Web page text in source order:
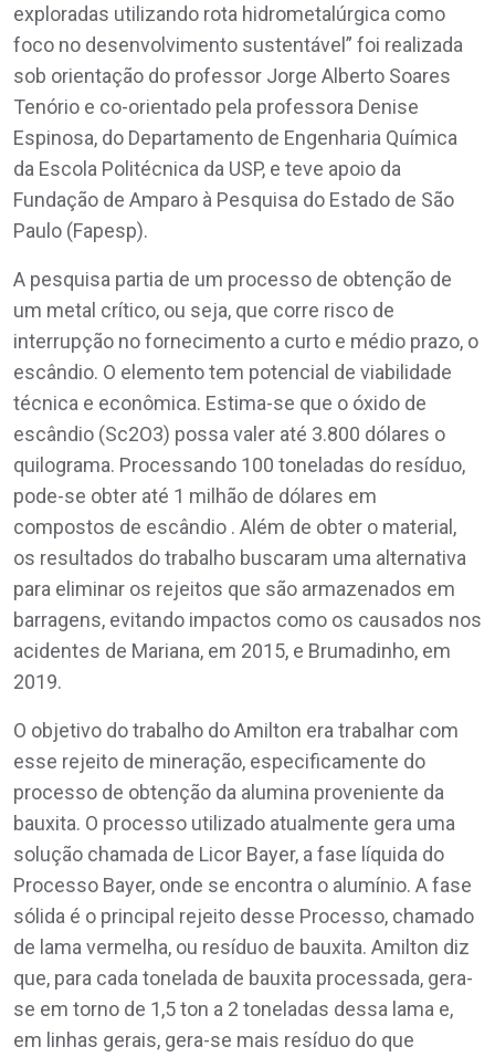
exploradas utilizando rota hidrometalúrgica como
foco no desenvolvimento sustentável” foi realizada
sob orientação do professor Jorge Alberto Soares
Tenório e co-orientado pela professora Denise
Espinosa, do Departamento de Engenharia Química
da Escola Politécnica da USP, e teve apoio da
Fundação de Amparo à Pesquisa do Estado de São
Paulo (Fapesp).
A pesquisa partia de um processo de obtenção de
um metal crítico, ou seja, que corre risco de
interrupção no fornecimento a curto e médio prazo, o
escândio. O elemento tem potencial de viabilidade
técnica e econômica. Estima-se que o óxido de
escândio (Sc2O3) possa valer até 3.800 dólares o
quilograma. Processando 100 toneladas do resíduo,
pode-se obter até 1 milhão de dólares em
compostos de escândio . Além de obter o material,
os resultados do trabalho buscaram uma alternativa
para eliminar os rejeitos que são armazenados em
barragens, evitando impactos como os causados nos
acidentes de Mariana, em 2015, e Brumadinho, em
2019.
O objetivo do trabalho do Amilton era trabalhar com
esse rejeito de mineração, especificamente do
processo de obtenção da alumina proveniente da
bauxita. O processo utilizado atualmente gera uma
solução chamada de Licor Bayer, a fase líquida do
Processo Bayer, onde se encontra o alumínio. A fase
sólida é o principal rejeito desse Processo, chamado
de lama vermelha, ou resíduo de bauxita. Amilton diz
que, para cada tonelada de bauxita processada, gera-
se em torno de 1,5 ton a 2 toneladas dessa lama e,
em linhas gerais, gera-se mais resíduo do que